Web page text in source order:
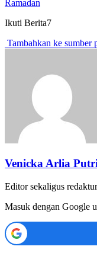
Ramadan
Ikuti Berita7
Tambahkan ke sumber
Venicka Arlia
Editor sekaligus
Masuk dengan Google